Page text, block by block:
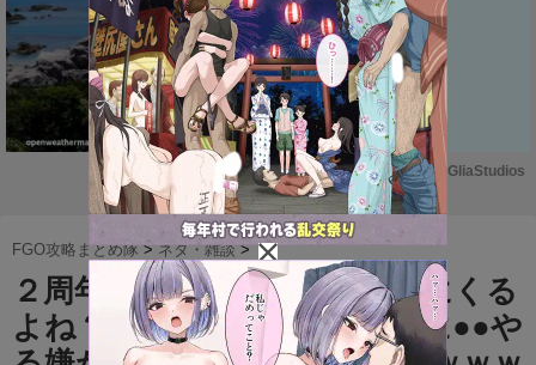
M
u
t
e
Powered by GliaStudios
FGO攻略まとめ隊 >ネタ・雑談 >
２周年で曜日半減とかは流石にくる
よね？ ⇒ 曜日半額の直後に●●や